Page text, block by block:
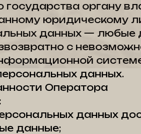
органу
юридическому
данных — любые
с
данных.
Оператора
данных
данные;